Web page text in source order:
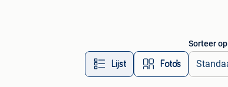
Lijst Foto’s
Sorteer op